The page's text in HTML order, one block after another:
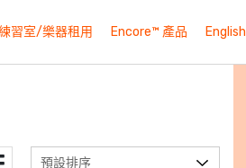
習室/樂器租用 Encore™ 產品 English